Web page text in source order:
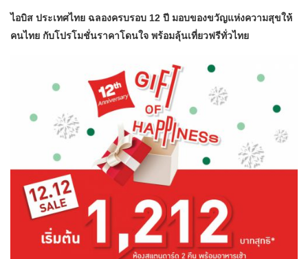
ไอบิส ประเทศไทย ฉลองครบรอบ 12 ปี มอบของขวัญแห่งความสุขให้
คนไทย กับโปรโมชั่นราคาโดนใจ พร้อมลุ้นเที่ยวฟรีทั่วไทย